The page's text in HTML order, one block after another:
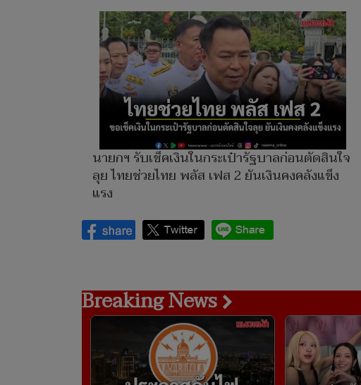
นายกฯ รับเช็คเงินในกระเป๋ารัฐบาลก่อนตัดสินใจ
ลุย ไทยช่วยไทย พลัส เฟส 2 ยันเงินคงคลังแข็ง
แรง
Breaking News